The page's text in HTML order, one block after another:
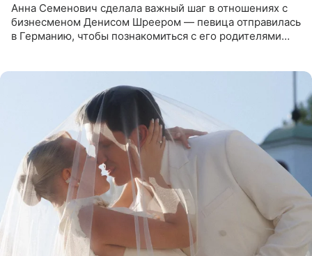
Анна Семенович сделала важный шаг в отношениях с
бизнесменом Денисом Шреером — певица отправилась
в Германию, чтобы познакомиться с его родителями